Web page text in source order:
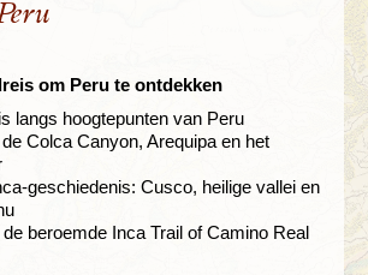
om Peru te ontdekken
langs hoogtepunten van Peru
Colca Canyon, Arequipa en het
geschiedenis: Cusco, heilige vallei en
beroemde Inca Trail of Camino Real